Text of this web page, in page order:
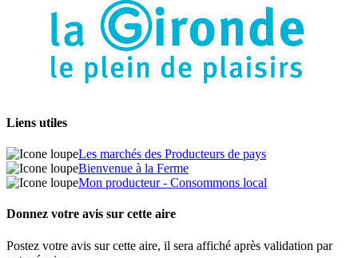
Liens utiles
Les marchés des Producteurs de pays
Bienvenue à la Ferme
Mon producteur - Consommons local
Donnez votre avis sur cette aire
Postez votre avis sur cette aire, il sera affiché après validation par